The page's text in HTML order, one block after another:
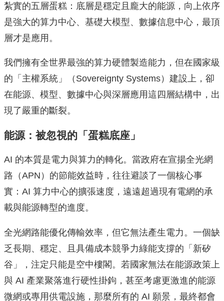
紮實的五層蛋糕：底層是穩定且龐大的能源，向上依序
是強大的算力中心、基礎大模型、數據信息中心，最頂
層才是應用。
我們擁有全世界最強的算力硬體製造能力，但在國家級
的「主權系統」（Sovereignty Systems）建設上，卻
在能源、模型、數據中心與深層應用這四層結構中，出
現了嚴重的斷裂。
能源：被忽視的「蛋糕底座」
AI 的本質是電力與算力的轉化。當政府在宣揚全光網
路（APN）的節能效益時，往往避談了一個核心事
實：AI 算力中心的擴張速度，遠遠超過現有電網的承
載與能源轉型的進度。
全光網路能優化傳輸效率，但它無法產生電力。一個缺
乏長期、穩定、且具備成本競爭力綠能支撐的「新矽
谷」，注定只能是空中樓閣。若國家無法在能源政策上
與 AI 產業聚落進行硬性掛鉤，甚至考慮更激進的能源
微網或專用供電設施，那麼所有的 AI 願景，最終都會